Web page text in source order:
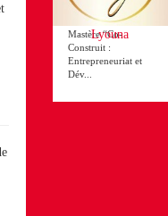
Le Centre d’affaires
de Sfax lance le
Mastère “Co-
Construit :
Entrepreneuriat et
Dév...
Lyouna